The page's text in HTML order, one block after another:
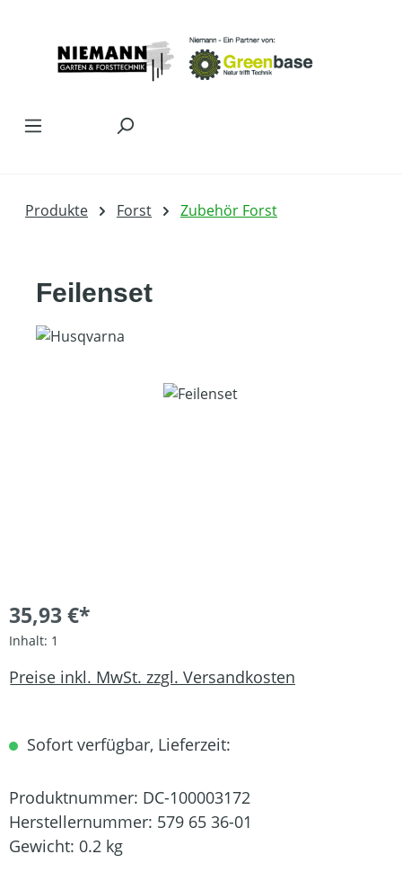
Produkte Forst Zubehör Forst
Feilenset
Bildergalerie überspringen
35,93 €*
Inhalt: 1
Preise inkl. MwSt. zzgl. Versandkosten
Sofort verfügbar, Lieferzeit:
Produktnummer: DC-100003172
Herstellernummer: 579 65 36-01
Gewicht: 0.2 kg